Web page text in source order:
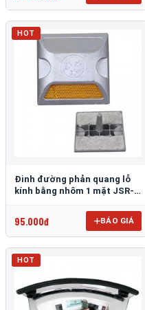
HOT
Đinh đường phản quang lỗ
kính bằng nhôm 1 mặt JSR-
95.000đ BÁO GIÁ
HOT